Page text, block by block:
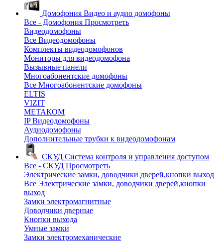
Домофония Видео и аудио домофоны
Все - Домофония Просмотреть
Видеодомофоны
Все Видеодомофоны
Комплекты видеодомофонов
Мониторы для видеодомофона
Вызывные панели
Многоабонентские домофоны
Все Многоабонентские домофоны
ELTIS
VIZIT
МЕТАКОМ
IP Видеодомофоны
Аудиодомофоны
Дополнительные трубки к видеодомофонам
СКУД Система контроля и управления доступом
Все - СКУД Просмотреть
Электрические замки, доводчики дверей,кнопки выход
Все Электрические замки, доводчики дверей,кнопки
выход
Замки электромагнитные
Доводчики дверные
Кнопки выхода
Умные замки
Замки электромеханические